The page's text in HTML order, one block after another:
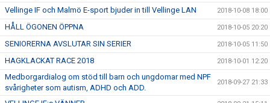
Vellinge IF och Malmö E-sport bjuder in till Vellinge LAN 2018-10-08 18:00
HÅLL ÖGONEN ÖPPNA 2018-10-05 20:20
SENIORERNA AVSLUTAR SIN SERIER 2018-10-05 11:50
HAGKLACKAT RACE 2018 2018-10-01 12:20
Medborgardialog om stöd till barn och ungdomar med NPF
svårigheter som autism, ADHD och ADD.
2018-09-27 21:33